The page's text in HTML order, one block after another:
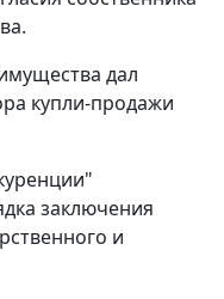
дал
купли-продажи
заключения
и